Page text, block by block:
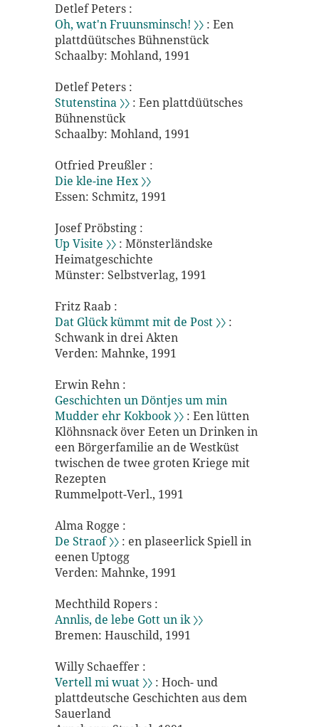
Detlef Peters :
Oh, wat'n Fruunsminsch! 〉〉 : Een
plattdüütsches Bühnenstück
Schaalby: Mohland, 1991
Detlef Peters :
Stutenstina 〉〉 : Een plattdüütsches
Bühnenstück
Schaalby: Mohland, 1991
Otfried Preußler :
Die kle-ine Hex 〉〉
Essen: Schmitz, 1991
Josef Pröbsting :
Up Visite 〉〉 : Mönsterländske
Heimatgeschichte
Münster: Selbstverlag, 1991
Fritz Raab :
Dat Glück kümmt mit de Post 〉〉 :
Schwank in drei Akten
Verden: Mahnke, 1991
Erwin Rehn :
Geschichten un Döntjes um min
Mudder ehr Kokbook 〉〉 : Een lütten
Klöhnsnack över Eeten un Drinken in
een Börgerfamilie an de Westküst
twischen de twee groten Kriege mit
Rezepten
Rummelpott-Verl., 1991
Alma Rogge :
De Straof 〉〉 : en plaseerlick Spiell in
eenen Uptogg
Verden: Mahnke, 1991
Mechthild Ropers :
Annlis, de lebe Gott un ik 〉〉
Bremen: Hauschild, 1991
Willy Schaeffer :
Vertell mi wuat 〉〉 : Hoch- und
plattdeutsche Geschichten aus dem
Sauerland